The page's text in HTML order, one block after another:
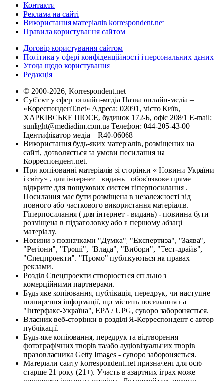
Контакти
Реклама на сайті
Використання матеріалів korrespondent.net
Правила користування сайтом
Договір користування сайтом
Політика у сфері конфіденційності і персональних даних
Угода щодо користування
Редакція
© 2000-2026, Korrespondent.net
Суб'єкт у сфері онлайн-медіа Назва онлайн-медіа –
«КореспонденТ.net» Адреса: 02091, місто Київ,
ХАРКІВСЬКЕ ШОСЕ, будинок 172-Б, офіс 208/1 E-mail:
sunlight@mediadim.com.ua Телефон: 044-205-43-00
Ідентифікатор медіа – R40-06068
Використання будь-яких матеріалів, розміщених на
сайті, дозволяється за умови посилання на
Корреспондент.net.
При копіюванні матеріалів зі сторінки « Новини України
і світу» , для інтернет - видань - обов'язкове пряме
відкрите для пошукових систем гіперпосилання .
Посилання має бути розміщена в незалежності від
повного або часткового використання матеріалів.
Гіперпосилання ( для інтернет - видань) - повинна бути
розміщена в підзаголовку або в першому абзаці
матеріалу.
Новини з позначками "Думка", "Експертиза", "Заява",
"Регіони", "Гроші", "Влада", "Вибори", "Тест-драйв",
"Спецпроекти", "Промо" публікуються на правах
реклами.
Розділ Спецпроекти створюється спільно з
комерційними партнерами.
Будь яке копіювання, публікація, передрук, чи наступне
поширення інформації, що містить посилання на
"Інтерфакс-Україна", EPA / UPG, суворо забороняється.
Власник веб-сторінки в розділі Я-Корреспондент є автор
публікації.
Будь-яке копіювання, передрук та відтворення
фотографічних творів та/або аудіовізуальних творів
правовласника Getty Images - суворо забороняється.
Матеріали сайту korrespondent.net призначені для осіб
старше 21 року (21+). Участь в азартних іграх може